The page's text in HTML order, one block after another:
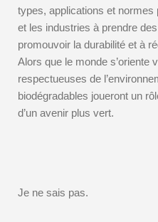
types, applications et
et les industries à prendre
promouvoir la durabilité et à
Alors que le monde s’oriente
respectueuses de
biodégradables joueront un
d’un avenir plus vert.
Je ne sais pas.